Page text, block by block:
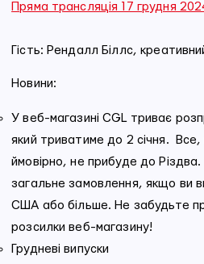
Пряма трансляція 17 грудня
Гість: Рендалл Біллс,
Новини:
У веб-магазині CGL триває
який триватиме до 2 січня.
ймовірно, не прибуде до
загальне замовлення, якщо ви
США або більше. Не забудьте
розсилки веб-магазину!
Грудневі випуски